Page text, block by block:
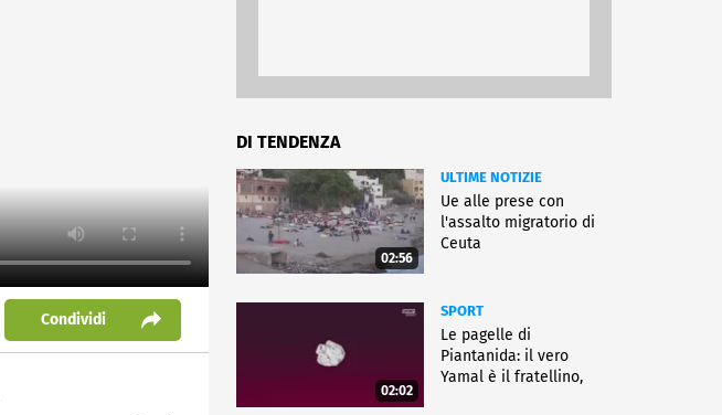
Condividi
DI TENDENZA
02:56
ULTIME NOTIZIE
Ue alle prese con
l'assalto migratorio di
Ceuta
02:02
SPORT
Le pagelle di
Piantanida: il vero
Yamal è il fratellino,